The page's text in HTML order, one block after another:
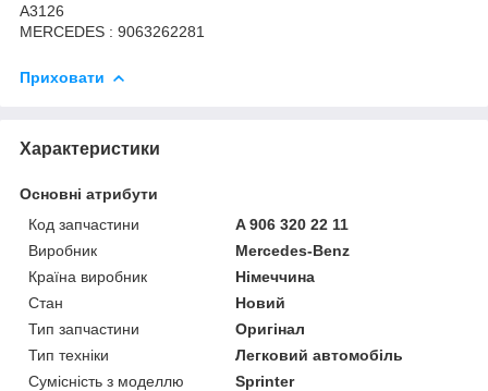
A3126
MERCEDES : 9063262281
Приховати
Характеристики
Основні атрибути
Код запчастини
A 906 320 22 11
Виробник
Mercedes-Benz
Країна виробник
Німеччина
Стан
Новий
Тип запчастини
Оригінал
Тип техніки
Легковий автомобіль
Сумісність з моделлю
Sprinter